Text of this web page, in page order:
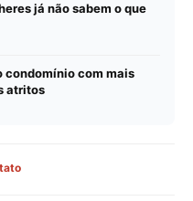
já não sabem o que
condomínio com mais
atritos